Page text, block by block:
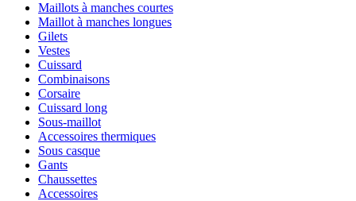
Maillots à manches courtes
Maillot à manches longues
Gilets
Vestes
Cuissard
Combinaisons
Corsaire
Cuissard long
Sous-maillot
Accessoires thermiques
Sous casque
Gants
Chaussettes
Accessoires